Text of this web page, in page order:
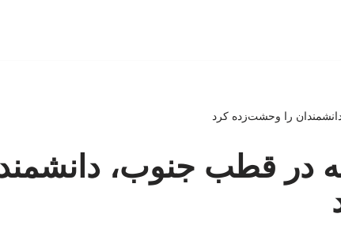
را وحشت‌زده کرد
در قطب جنوب،